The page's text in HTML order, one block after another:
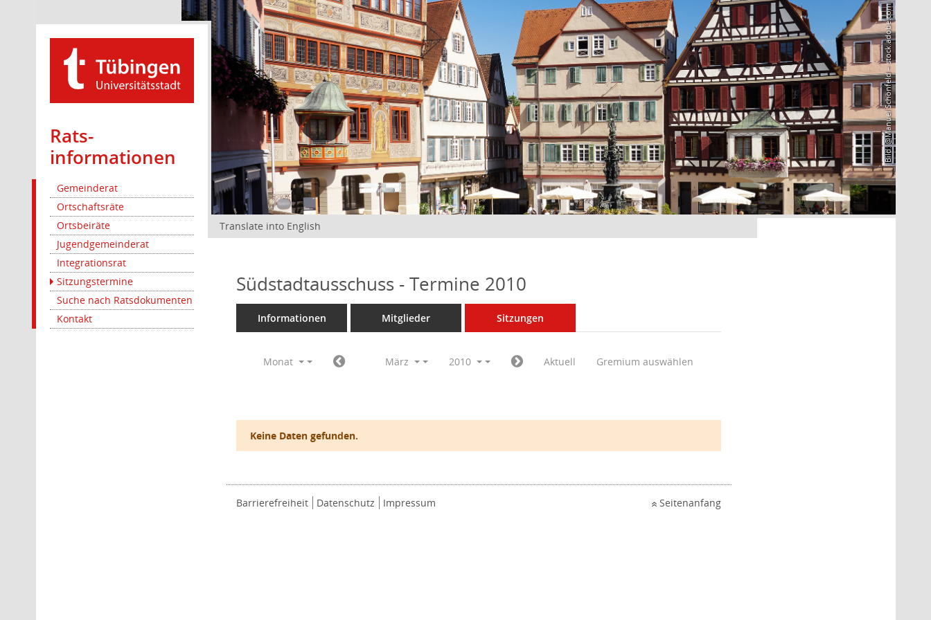
Rats­
informationen
Gemeinderat
Ortschaftsräte
Ortsbeiräte
Jugendgemeinderat
Integrationsrat
Sitzungstermine
Suche nach Ratsdokumenten
Kontakt
Bild: @Manuel Schönfeld – stock.adobe.com
Translate into English
Südstadtausschuss - Termine 2010
Informationen Mitglieder Sitzungen
Monat März 2010 Aktuell Gremium auswählen
Keine Daten gefunden.
Barrierefreiheit Datenschutz Impressum Seitenanfang